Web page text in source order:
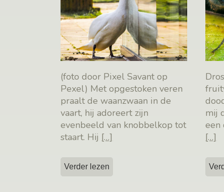
(foto door Pixel Savant op
Pexel) Met opgestoken veren
praalt de waanzwaan in de
vaart, hij adoreert zijn
evenbeeld van knobbelkop tot
staart. Hij […]
Verder lezen
mij
een
[…]